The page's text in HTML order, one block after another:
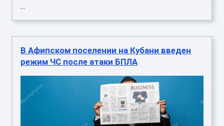
...
В Афипском поселении на Кубани введен
режим ЧС после атаки БПЛА